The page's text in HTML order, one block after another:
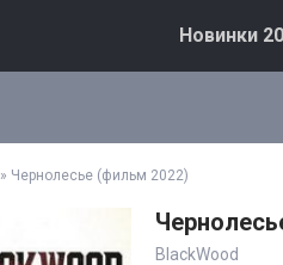
Новинки
» Чернолесье (фильм 2022)
BlackWood